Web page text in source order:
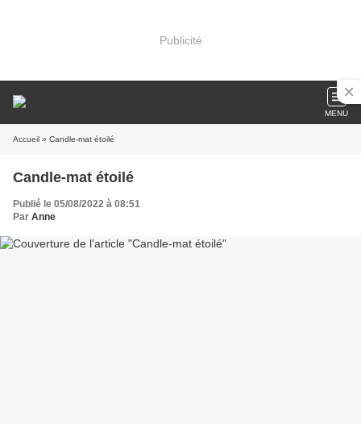
Publicité
MENU
Accueil » Candle-mat étoilé
Candle-mat étoilé
Publié le 05/08/2022 à 08:51
Par Anne